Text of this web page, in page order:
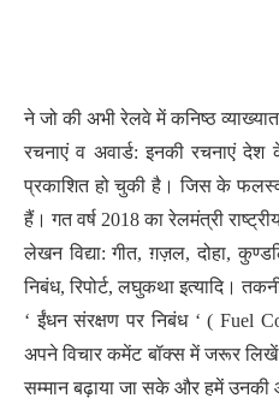
ने जो की अभी रेलवे में कनिष्ठ
रचनाएं व अवार्ड: इनकी रचनाएं
प्रकाशित हो चुकी है। जिस के
हैं। गत वर्ष 2018 का रेलमंत्री
लेखन विद्या: गीत, ग़ज़ल, दोहा,
निबंध, रिपोर्ट, लघुकथा इत्यादि।
‘ ईंधन संरक्षण पर निबंध ‘ ( Fuel
अपने विचार कमेंट बॉक्स में जरूर
सम्मान बढ़ाया जा सके और हमें उनकी